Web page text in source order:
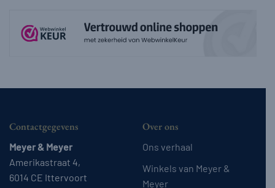
Contactgegevens
Meyer & Meyer
Amerikastraat 4,
6014 CE Ittervoort
Over ons
Ons verhaal
Winkels van Meyer &
Meyer